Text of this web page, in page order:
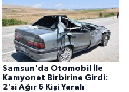
Samsun'da Otomobil İle
Kamyonet Birbirine Girdi:
2'si Ağır 6 Kişi Yaralı